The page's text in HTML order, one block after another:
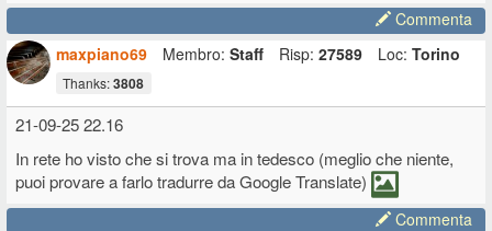
Commenta
maxpiano69
Membro: Staff Risp: 27589 Loc: Torino
Thanks:3808
21-09-25 22.16
In rete ho visto che si trova ma in tedesco (meglio che niente,
puoi provare a farlo tradurre da Google Translate)
Commenta